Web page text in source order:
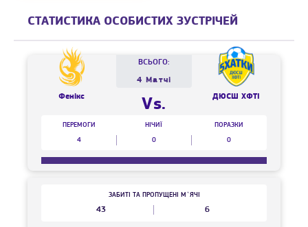
СТАТИСТИКА ОСОБИСТИХ ЗУСТРІЧЕЙ
Фенікс
ВСЬОГО:
4 Матчі
Vs. ДЮСШ ХФТІ
ПЕРЕМОГИ
4
НІЧИЇ
0
ПОРАЗКИ
0
43
ЗАБИТІ ТА ПРОПУЩЕНІ М`ЯЧІ
6